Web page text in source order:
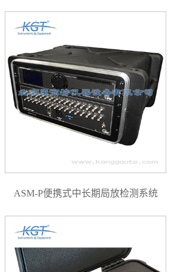
ASM-P便携式中长期局放检测系统